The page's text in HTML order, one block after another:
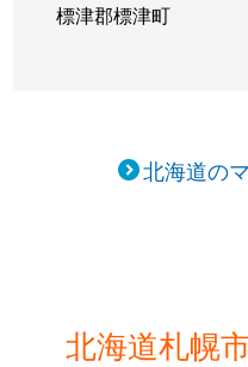
標津郡標津町
北海道の
北海道札幌